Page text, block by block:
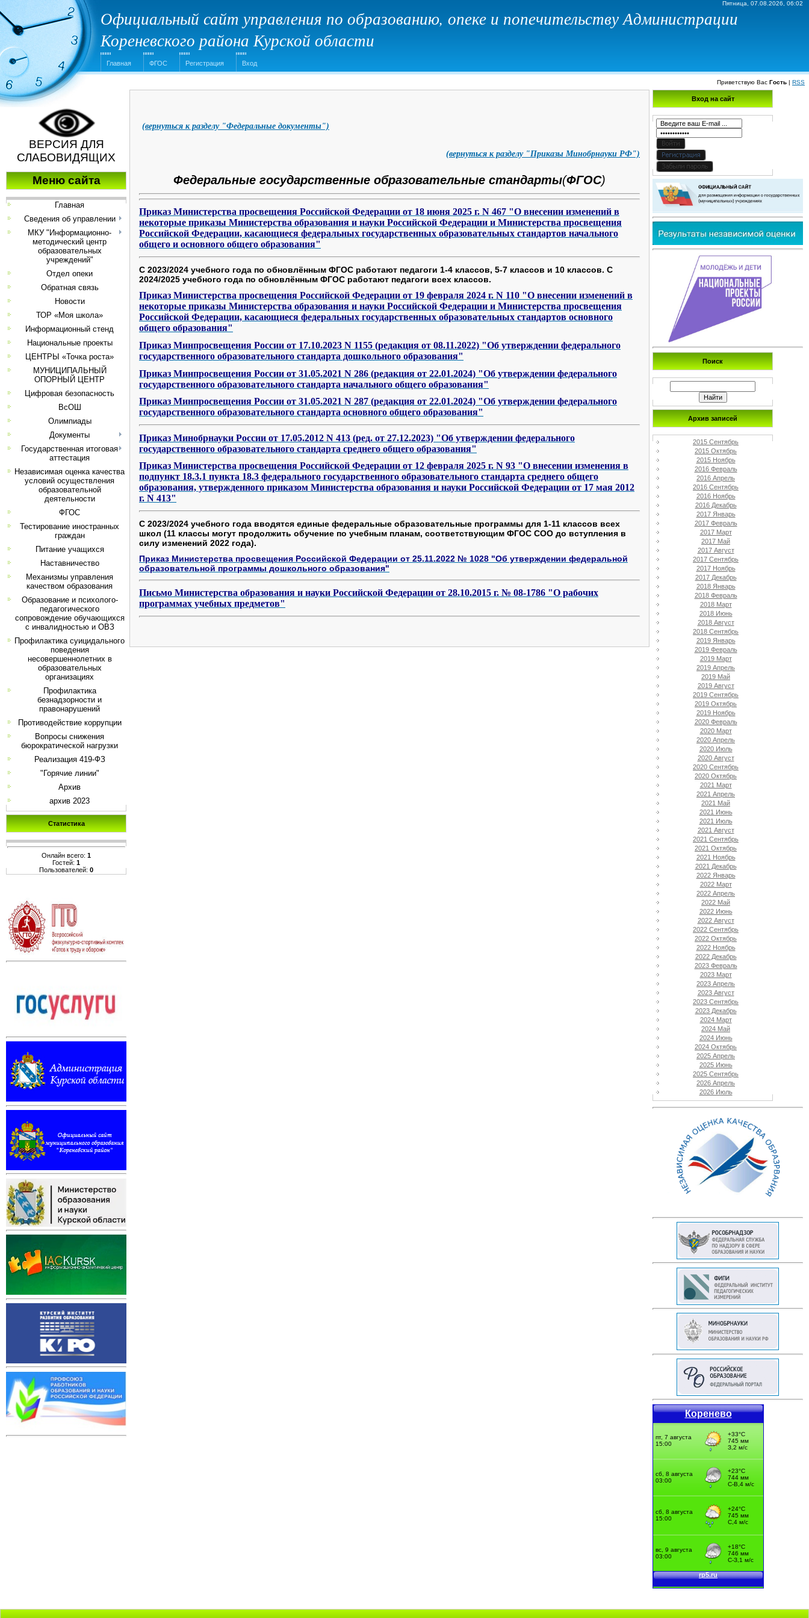
Пятница, 07.08.2026, 06:02
Официальный сайт управления по образованию, опеке и попечительству Администрации
Кореневского района Курской области
Главная ФГОС Регистрация Вход
Приветствую Вас Гость | RSS
ВЕРСИЯ ДЛЯ
СЛАБОВИДЯЩИХ
Меню сайта
Главная
Сведения об управлении
МКУ "Информационно-
методический центр
образовательных
учреждений"
Отдел опеки
Обратная связь
Новости
ТОР «Моя школа»
Информационный стенд
Национальные проекты
ЦЕНТРЫ «Точка роста»
МУНИЦИПАЛЬНЫЙ
ОПОРНЫЙ ЦЕНТР
Цифровая безопасность
ВсОШ
Олимпиады
Документы
Государственная итоговая
аттестация
Независимая оценка качества
условий осуществления
образовательной
деятельности
ФГОС
Тестирование иностранных
граждан
Питание учащихся
Наставничество
Механизмы управления
качеством образования
Образование и психолого-
педагогического
сопровождение обучающихся
с инвалидностью и ОВЗ
Профилактика суицидального
поведения
несовершеннолетних в
образовательных
организациях
Профилактика
безнадзорности и
правонарушений
Противодействие коррупции
Вопросы снижения
бюрократической нагрузки
Реализация 419-ФЗ
"Горячие линии"
Архив
архив 2023
Статистика
Онлайн всего: 1
Гостей: 1
Пользователей: 0
(вернуться к разделу "Федеральные документы")
(вернуться к разделу "Приказы Минобрнауки РФ")
Федеральные государственные образовательные стандарты(ФГОС)
Приказ Министерства просвещения Российской Федерации от 18 июня 2025 г. N 467 "О внесении изменений в
некоторые приказы Министерства образования и науки Российской Федерации и Министерства просвещения
Российской Федерации, касающиеся федеральных государственных образовательных стандартов начального
общего и основного общего образования"
С 2023/2024 учебного года по обновлённым ФГОС работают педагоги 1-4 классов, 5-7 классов и 10 классов. С
2024/2025 учебного года по обновлённым ФГОС работают педагоги всех классов.
Приказ Министерства просвещения Российской Федерации от 19 февраля 2024 г. N 110 "О внесении изменений в
некоторые приказы Министерства образования и науки Российской Федерации и Министерства просвещения
Российской Федерации, касающиеся федеральных государственных образовательных стандартов основного
общего образования"
Приказ Минпросвещения России от 17.10.2023 N 1155 (редакция от 08.11.2022) "Об утверждении федерального
государственного образовательного стандарта дошкольного образования"
Приказ Минпросвещения России от 31.05.2021 N 286 (редакция от 22.01.2024) "Об утверждении федерального
государственного образовательного стандарта начального общего образования"
Приказ Минпросвещения России от 31.05.2021 N 287 (редакция от 22.01.2024) "Об утверждении федерального
государственного образовательного стандарта основного общего образования"
Приказ Минобрнауки России от 17.05.2012 N 413 (ред. от 27.12.2023) "Об утверждении федерального
государственного образовательного стандарта среднего общего образования"
Приказ Министерства просвещения Российской Федерации от 12 февраля 2025 г. N 93 "О внесении изменения в
подпункт 18.3.1 пункта 18.3 федерального государственного образовательного стандарта среднего общего
образования, утвержденного приказом Министерства образования и науки Российской Федерации от 17 мая 2012
г. N 413"
С 2023/2024 учебного года вводятся единые федеральные образовательные программы для 1-11 классов всех
школ (11 классы могут продолжить обучение по учебным планам, соответствующим ФГОС СОО до вступления в
силу изменений 2022 года).
Приказ Министерства просвещения Российской Федерации от 25.11.2022 № 1028 "Об утверждении федеральной
образовательной программы дошкольного образования"
Письмо Министерства образования и науки Российской Федерации от 28.10.2015 г. № 08-1786 "О рабочих
программах учебных предметов"
Вход на сайт
Поиск
Архив записей
2015 Сентябрь
2015 Октябрь
2015 Ноябрь
2016 Февраль
2016 Апрель
2016 Сентябрь
2016 Ноябрь
2016 Декабрь
2017 Январь
2017 Февраль
2017 Март
2017 Май
2017 Август
2017 Сентябрь
2017 Ноябрь
2017 Декабрь
2018 Январь
2018 Февраль
2018 Март
2018 Июнь
2018 Август
2018 Сентябрь
2019 Январь
2019 Февраль
2019 Март
2019 Апрель
2019 Май
2019 Август
2019 Сентябрь
2019 Октябрь
2019 Ноябрь
2020 Февраль
2020 Март
2020 Апрель
2020 Июль
2020 Август
2020 Сентябрь
2020 Октябрь
2021 Март
2021 Апрель
2021 Май
2021 Июнь
2021 Июль
2021 Август
2021 Сентябрь
2021 Октябрь
2021 Ноябрь
2021 Декабрь
2022 Январь
2022 Март
2022 Апрель
2022 Май
2022 Июнь
2022 Август
2022 Сентябрь
2022 Октябрь
2022 Ноябрь
2022 Декабрь
2023 Февраль
2023 Март
2023 Апрель
2023 Август
2023 Сентябрь
2023 Декабрь
2024 Март
2024 Май
2024 Июнь
2024 Октябрь
2025 Апрель
2025 Июнь
2025 Сентябрь
2026 Апрель
2026 Июль
Коренево